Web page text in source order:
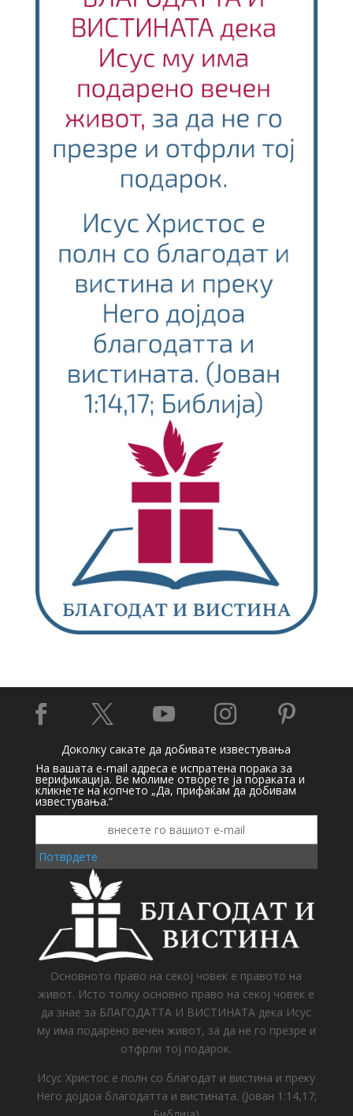
    
Доколку сакате да добивате известувања
На вашата e-mail адреса е испратена порака за
верификација. Ве молиме отворете ја пораката и
кликнете на копчето „Да, прифаќам да добивам
известувања.“
Потврдете
Основното право на секој човек е правото на
живот. Исто толку основно право на секој човек е
да знае за БЛАГОДАТТА И ВИСТИНАТА дека Исус
му има подарено вечен живот, за да не го презре и
отфрли тој подарок.
Исус Христос е полн со благодат и вистина и преку
Него дојдоа благодатта и вистината. (Јован 1:14,17;